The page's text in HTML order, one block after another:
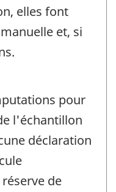
elles font
et, si
pour
l'échantillon
déclaration
de